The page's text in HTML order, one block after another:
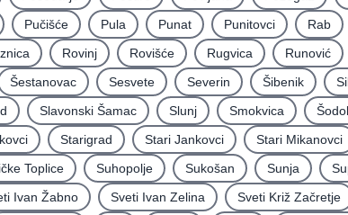
Pučišće Pula Punat Punitovci Rab
Rovinj Rovišće Rugvica Runović
Šestanovac Sesvete Severin Šibenik
Slavonski Šamac Slunj Smokvica
Starigrad Stari Jankovci Stari Mikanovci
Toplice Suhopolje Sukošan Sunja
Ivan Žabno Sveti Ivan Zelina Sveti Križ Začretje